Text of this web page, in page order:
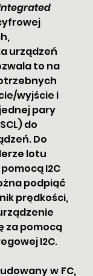
urządzeń
to na
wyjście i
pary
do
Do
lotu
I2C
podpiąć
prędkości,
za pomocą
I2C.
w FC,